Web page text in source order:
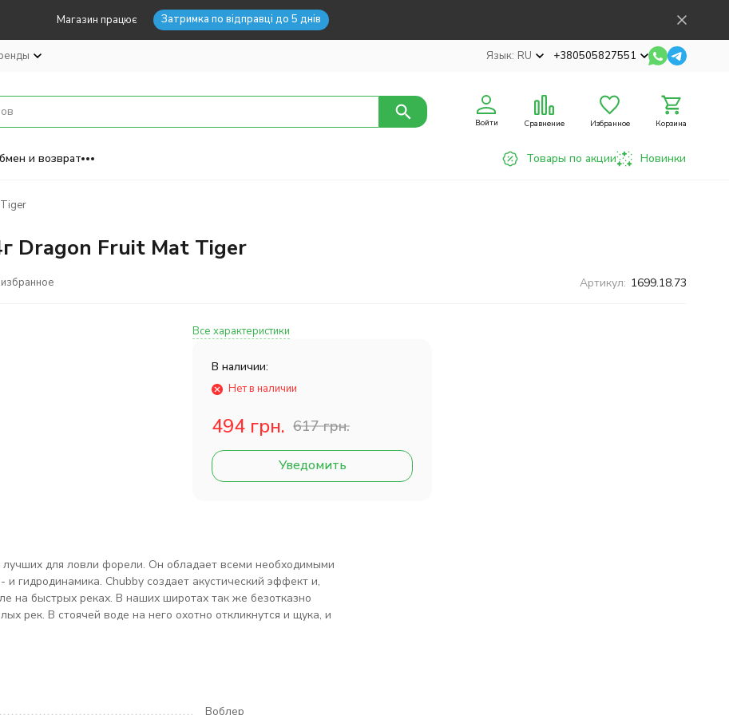
Магазин працює Затримка по відправці до 5 днів
Язык: RU +380505827551
Войти Сравнение Избранное Корзина
и возврат Товары по акции Новинки
Dragon Fruit Mat Tiger
Артикул: 1699.18.73
Все характеристики
В наличии:
Нет в наличии
494 грн. 617 грн.
Уведомить
для ловли форели. Он обладает всеми необходимыми
гидродинамика. Chubby создает акустический эффект и,
на быстрых реках. В наших широтах так же безотказно
рек. В стоячей воде на него охотно откликнутся и щука, и
Воблер